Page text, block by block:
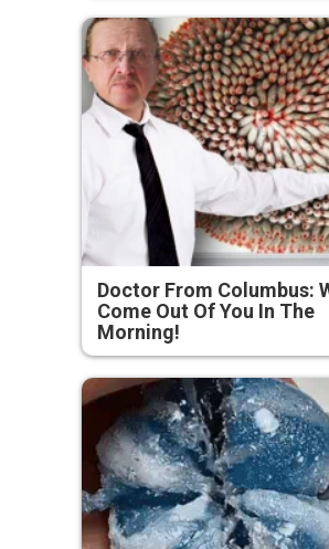
Doctor From Columbus:
Come Out Of You In The
Morning!